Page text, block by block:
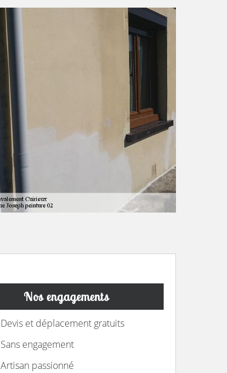
Nos engagements
Devis et déplacement gratuits
Sans engagement
Artisan passionné